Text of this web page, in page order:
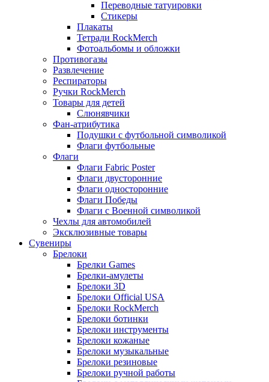
Переводные татуировки
Стикеры
Плакаты
Тетради RockMerch
Фотоальбомы и обложки
Противогазы
Развлечение
Респираторы
Ручки RockMerch
Товары для детей
Слюнявчики
Фан-атрибутика
Подушки с футбольной символикой
Флаги футбольные
Флаги
Флаги Fabric Poster
Флаги двусторонние
Флаги односторонние
Флаги Победы
Флаги с Военной символикой
Чехлы для автомобилей
Эксклюзивные товары
Сувениры
Брелоки
Брелки Games
Брелки-амулеты
Брелоки 3D
Брелоки Official USA
Брелоки RockMerch
Брелоки ботинки
Брелоки инструменты
Брелоки кожаные
Брелоки музыкальные
Брелоки резиновые
Брелоки ручной работы